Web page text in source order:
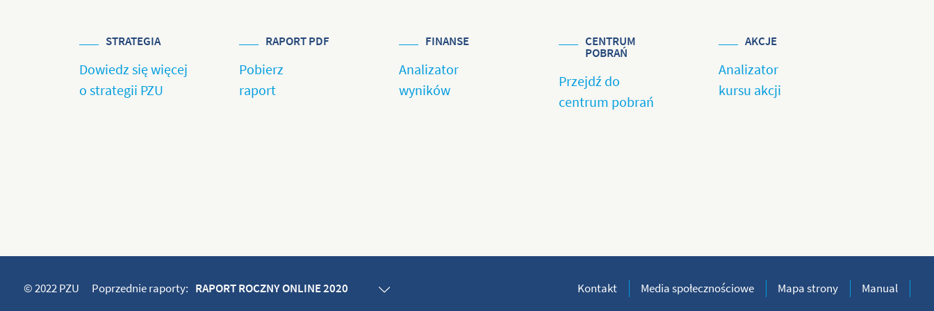
STRATEGIA
Dowiedz się więcej
o strategii PZU
RAPORT PDF
Pobierz
raport
FINANSE
Analizator
wyników
CENTRUM
POBRAŃ
Przejdź do
centrum pobrań
AKCJE
Analizator
kursu akcji
© 2022 PZU Poprzednie raporty: RAPORT ROCZNY ONLINE 2020
Kontakt Media społecznościowe Mapa strony Manual